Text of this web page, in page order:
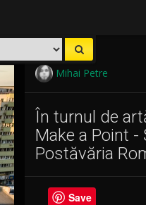
Mihai Petre
În turnul de
Make a Point -
Postăvăria
Save